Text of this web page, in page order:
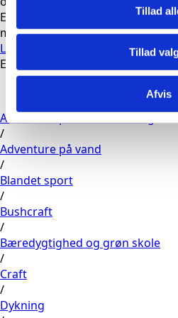
Tillad
Tillad
Afvis
Elever kan vælge op til 6
mulighed for fordybelse og
LÆS MERE
Eller vælg din linje herunder
Adventure på land & klatring
/
Adventure på vand
/
Blandet sport
/
Bushcraft
/
Bæredygtighed og grøn skole
/
Craft
/
Dykning